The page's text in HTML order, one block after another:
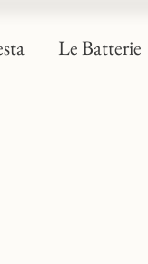
Le Batterie